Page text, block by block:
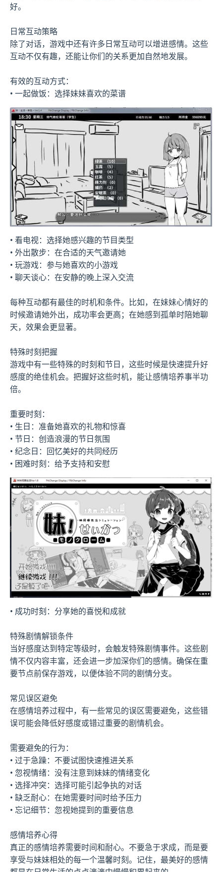
好。
日常互动策略
除了对话，游戏中还有许多日常互动可以增进感情。这些
互动不仅有趣，还能让你们的关系更加自然地发展。
有效的互动方式：
• 一起做饭：选择妹妹喜欢的菜谱
• 看电视：选择她感兴趣的节目类型
• 外出散步：在合适的天气邀请她
• 玩游戏：参与她喜欢的小游戏
• 聊天谈心：在安静的晚上深入交流
每种互动都有最佳的时机和条件。比如，在妹妹心情好的
时候邀请她外出，成功率会更高；在她感到孤单时陪她聊
天，效果会更显著。
特殊时刻把握
游戏中有一些特殊的时刻和节日，这些时候是快速提升好
感度的绝佳机会。把握好这些时机，能让感情培养事半功
倍。
重要时刻：
• 生日：准备她喜欢的礼物和惊喜
• 节日：创造浪漫的节日氛围
• 纪念日：回忆美好的共同经历
• 困难时刻：给予支持和安慰
• 成功时刻：分享她的喜悦和成就
特殊剧情解锁条件
当好感度达到特定等级时，会触发特殊剧情事件。这些剧
情不仅内容丰富，还会进一步加深你们的感情。确保在重
要节点前保存游戏，以便体验不同的剧情分支。
常见误区避免
在感情培养过程中，有一些常见的误区需要避免，这些错
误可能会降低好感度或错过重要的剧情机会。
需要避免的行为：
• 过于急躁：不要试图快速推进关系
• 忽视情绪：没有注意到妹妹的情绪变化
• 选择冲突：选择可能引起争执的对话
• 缺乏耐心：在她需要时间时给予压力
• 忘记细节：忽视她提到的重要信息
感情培养心得
真正的感情培养需要时间和耐心。不要急于求成，而是要
享受与妹妹相处的每一个温馨时刻。记住，最美好的感情